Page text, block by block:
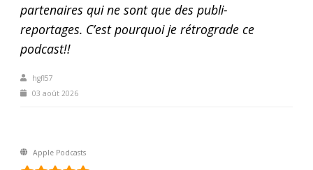
partenaires qui ne sont que des publi-
reportages. C’est pourquoi je rétrograde ce
podcast!!
hgfl57
03 août 2026
Apple Podcasts